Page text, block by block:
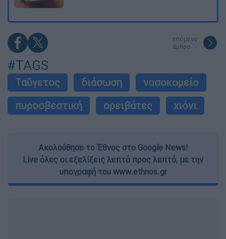
επόμενο
άρθρο
#TAGS
Ταΰγετος διάσωση
νοσοκομείο
πυροσβεστική
ορειβάτες χιόνι
Ακολούθησε το Έθνος στο Google News!
Live όλες οι εξελίξεις λεπτό προς λεπτό, με την
υπογραφή του www.ethnos.gr